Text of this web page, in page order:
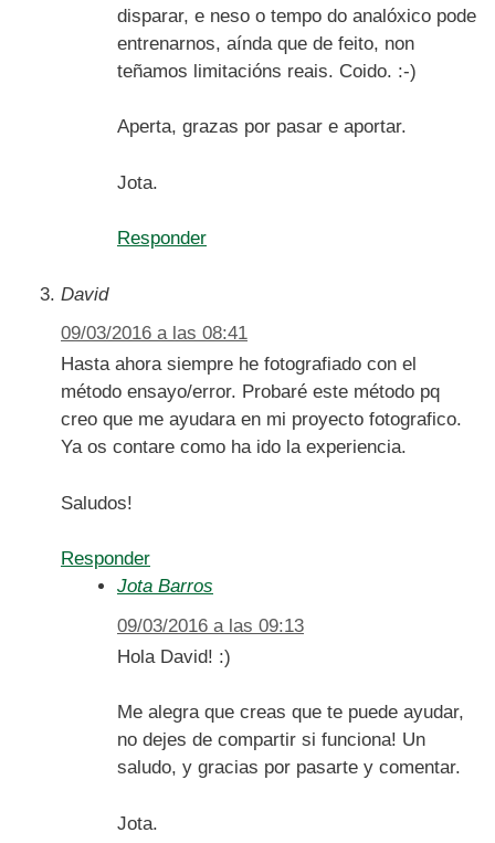
disparar, e neso o tempo do analóxico pode
entrenarnos, aínda que de feito, non
teñamos limitacións reais. Coido. :-)
Aperta, grazas por pasar e aportar.
Jota.
Responder
David
09/03/2016 a las 08:41
Hasta ahora siempre he fotografiado con el
método ensayo/error. Probaré este método pq
creo que me ayudara en mi proyecto fotografico.
Ya os contare como ha ido la experiencia.
Saludos!
Responder
Jota Barros
09/03/2016 a las 09:13
Hola David! :)
Me alegra que creas que te puede ayudar,
no dejes de compartir si funciona! Un
saludo, y gracias por pasarte y comentar.
Jota.